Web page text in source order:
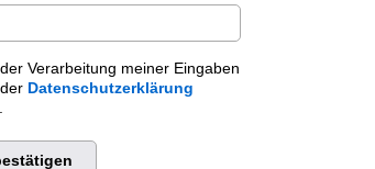
Verarbeitung meiner Eingaben
Datenschutzerklärung